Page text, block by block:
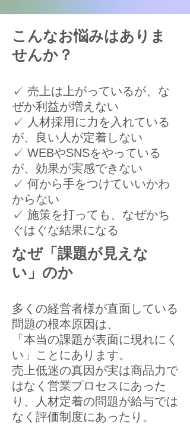
こんなお悩みはありま
せんか？
✓ 売上は上がっているが、な
ぜか利益が増えない
✓ 人材採用に力を入れている
が、良い人が定着しない
✓ WEBやSNSをやっている
が、効果が実感できない
✓ 何から手をつけていいかわ
からない
✓ 施策を打っても、なぜかち
ぐはぐな結果になる
なぜ「課題が見えな
い」のか
多くの経営者様が直面している
問題の根本原因は、
「本当の課題が表面に現れにく
い」ことにあります。
売上低迷の真因が実は商品力で
はなく営業プロセスにあった
り、人材定着の問題が給与では
なく評価制度にあったり。